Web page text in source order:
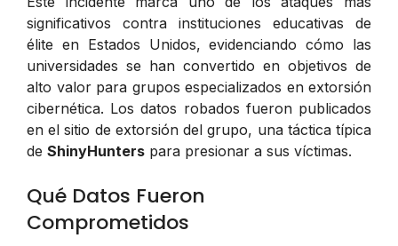
significativos contra instituciones educativas de
élite en Estados Unidos, evidenciando cómo las
universidades se han convertido en objetivos de
alto valor para grupos especializados en extorsión
cibernética. Los datos robados fueron publicados
en el sitio de extorsión del grupo, una táctica típica
de ShinyHunters para presionar a sus víctimas.
Qué Datos Fueron
Comprometidos